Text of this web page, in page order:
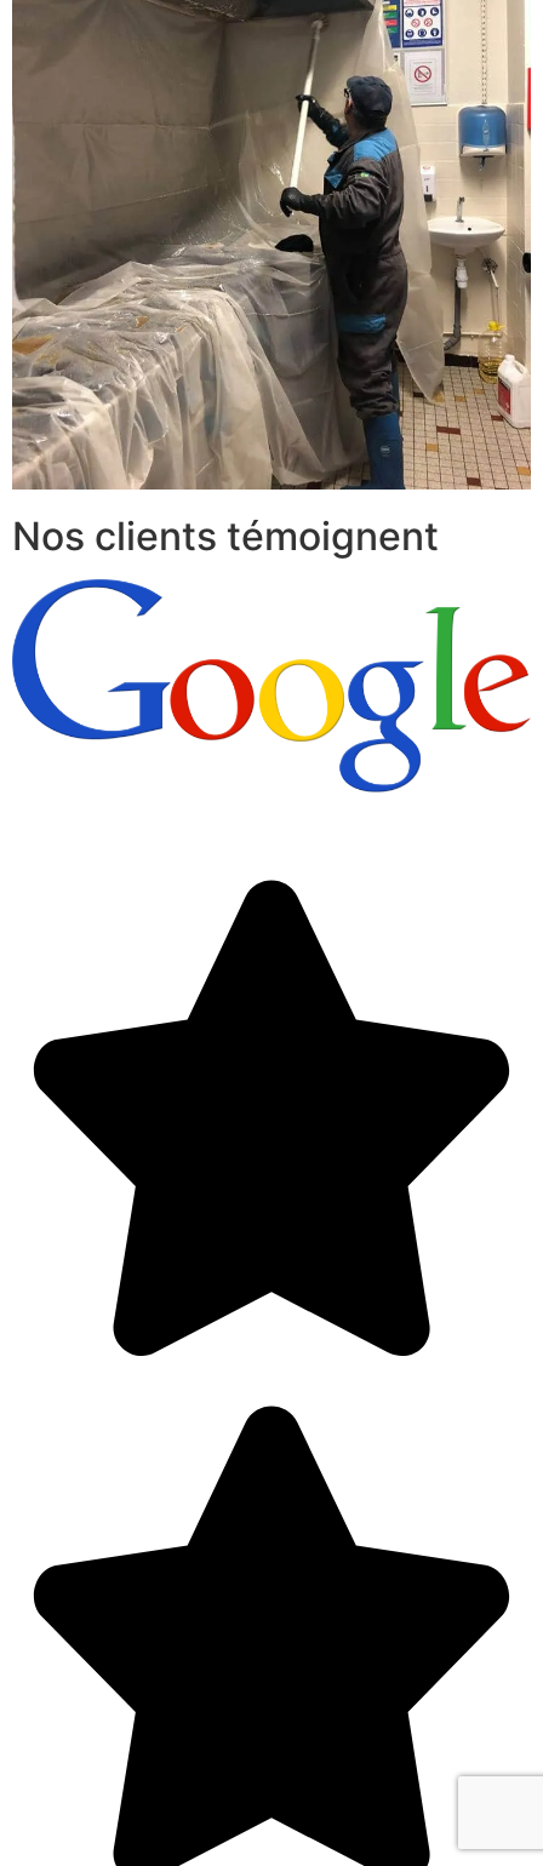
Nos clients témoignent